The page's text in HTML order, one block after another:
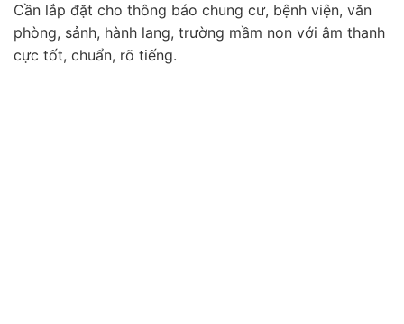
Cần lắp đặt cho thông báo chung cư, bệnh viện, văn
phòng, sảnh, hành lang, trường mầm non với âm thanh
cực tốt, chuẩn, rõ tiếng.